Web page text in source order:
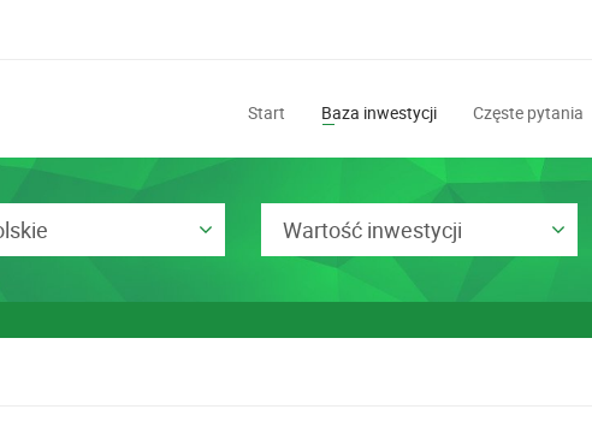
Start Baza inwestycji Częste pytania
Wartość inwestycji